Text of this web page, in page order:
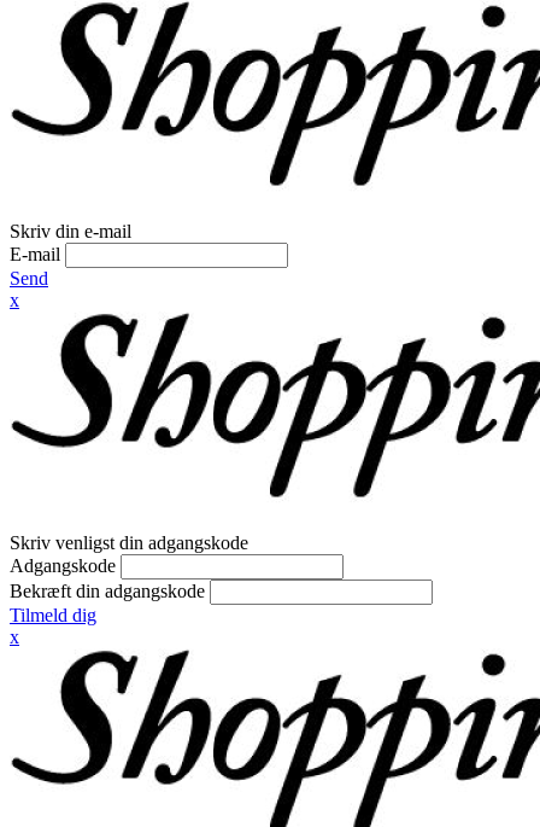
Skriv din e-mail
E-mail
Send
x
Skriv venligst din adgangskode
Adgangskode
Bekræft din adgangskode
Tilmeld dig
x